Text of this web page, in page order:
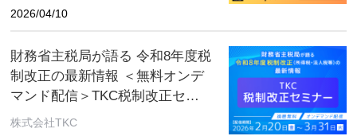
2026/04/10
財務省主税局が語る 令和8年度税
制改正の最新情報 ＜無料オンデ
マンド配信＞TKC税制改正セミ
ナー 2026年3月31日（火）まで
株式会社TKC